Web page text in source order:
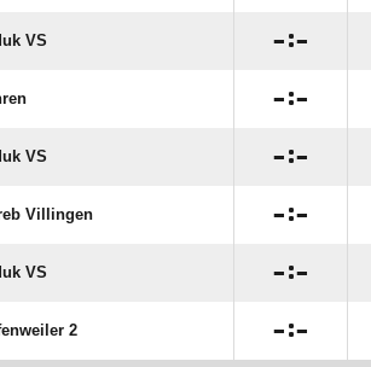
VS :
:
VS :
Villingen :
VS :
2 :